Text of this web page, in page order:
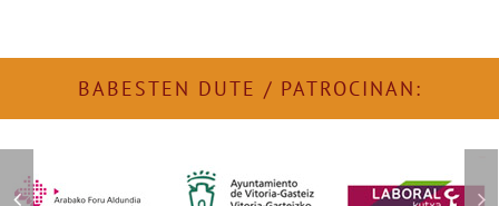
BABESTEN DUTE / PATROCINAN: